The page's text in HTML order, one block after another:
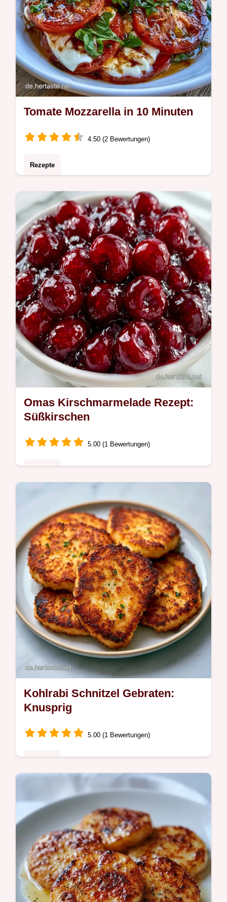
Tomate Mozzarella in 10 Minuten
4.50 (2 Bewertungen)
Rezepte
Zutaten. Wir zeigen Ihnen Tipps, wie Sie die
passenden Zutaten wählen. In nur 10
Minuten ist alles fertig.
Omas Kirschmarmelade Rezept:
Süßkirschen
5.00 (1 Bewertungen)
Sommer ins Glas. Dieses Kirschmarmelade
Rezept mit Süßkirschen inklusive Budget-
Tauschliste gelingt in 70 Min.
Kohlrabi Schnitzel Gebraten:
Knusprig
5.00 (1 Bewertungen)
Dieses Vegetarisches Kohlrabi Schnitzel
gebraten gelingt ohne Vorkochen. Inklusive
Budget-Tabelle für günstigere Alternativen.
In 45 Min auf dem Tisch.